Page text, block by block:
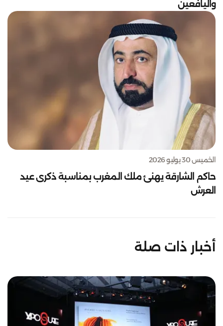
واليافعين
الخميس 30 يوليو 2026
حاكم الشارقة يهنئ ملك المغرب بمناسبة ذكرى عيد
العرش
أخبار ذات صلة